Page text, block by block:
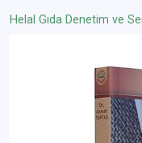
Helal Gıda Denetim ve